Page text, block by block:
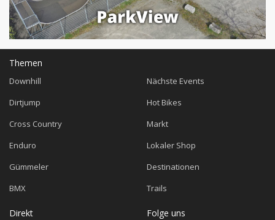
Themen
Downhill
Dirtjump
Cross Country
Enduro
Gümmeler
BMX
Nächste Events
Hot Bikes
Markt
Lokaler Shop
Destinationen
Trails
Direkt Folge uns